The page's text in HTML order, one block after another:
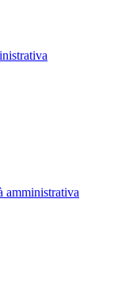
amministrativa